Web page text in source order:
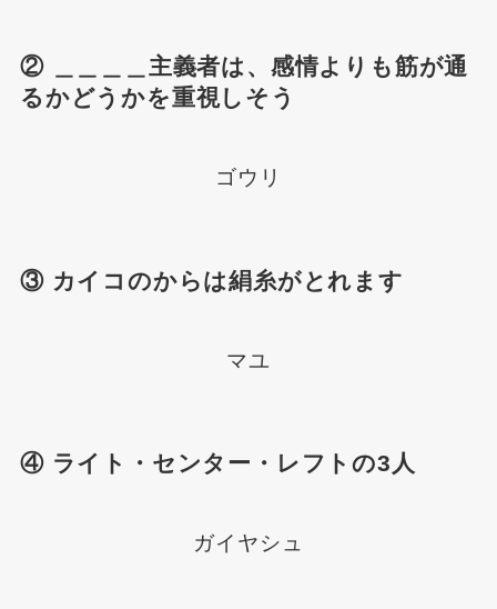
② ＿＿＿＿主義者は、感情よりも筋が通
るかどうかを重視しそう
ゴウリ
③ カイコのからは絹糸がとれます
マユ
④ ライト・センター・レフトの3人
ガイヤシュ